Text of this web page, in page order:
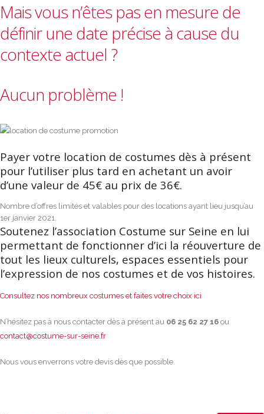
Mais vous n’êtes pas en mesure de
définir une date précise à cause du
contexte actuel ?
Aucun problème !
Payer votre location de costumes dès à présent
pour l’utiliser plus tard en achetant un avoir
d’une valeur de 45€ au prix de 36€.
Nombre d’offres limités et valables pour des locations ayant lieu jusqu’au
1er janvier 2021.
Soutenez l’association Costume sur Seine en lui
permettant de fonctionner d’ici la réouverture de
tout les lieux culturels, espaces essentiels pour
l’expression de nos costumes et de vos histoires.
Consultez nos nombreux costumes et faites votre choix ici
N’hésitez pas à nous contacter dès à présent au 06 25 62 27 16 ou
contact@costume-sur-seine.fr
Nous vous enverrons votre devis dès que possible.